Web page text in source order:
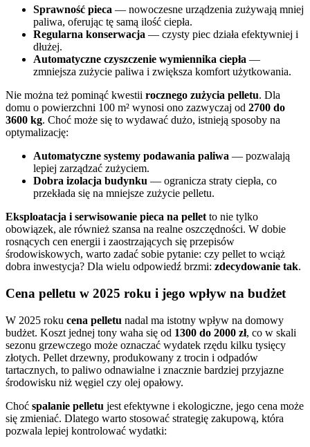
Sprawność pieca — nowoczesne urządzenia zużywają mniej
paliwa, oferując tę samą ilość ciepła.
Regularna konserwacja — czysty piec działa efektywniej i
dłużej.
Automatyczne czyszczenie wymiennika ciepła —
zmniejsza zużycie paliwa i zwiększa komfort użytkowania.
Nie można też pominąć kwestii rocznego zużycia pelletu. Dla
domu o powierzchni 100 m² wynosi ono zazwyczaj od 2700 do
3600 kg. Choć może się to wydawać dużo, istnieją sposoby na
optymalizację:
Automatyczne systemy podawania paliwa — pozwalają
lepiej zarządzać zużyciem.
Dobra izolacja budynku — ogranicza straty ciepła, co
przekłada się na mniejsze zużycie pelletu.
Eksploatacja i serwisowanie pieca na pellet to nie tylko
obowiązek, ale również szansa na realne oszczędności. W dobie
rosnących cen energii i zaostrzających się przepisów
środowiskowych, warto zadać sobie pytanie: czy pellet to wciąż
dobra inwestycja? Dla wielu odpowiedź brzmi: zdecydowanie tak.
Cena pelletu w 2025 roku i jego wpływ na budżet
W 2025 roku cena pelletu nadal ma istotny wpływ na domowy
budżet. Koszt jednej tony waha się od 1300 do 2000 zł, co w skali
sezonu grzewczego może oznaczać wydatek rzędu kilku tysięcy
złotych. Pellet drzewny, produkowany z trocin i odpadów
tartacznych, to paliwo odnawialne i znacznie bardziej przyjazne
środowisku niż węgiel czy olej opałowy.
Choć spalanie pelletu jest efektywne i ekologiczne, jego cena może
się zmieniać. Dlatego warto stosować strategię zakupową, która
pozwala lepiej kontrolować wydatki: